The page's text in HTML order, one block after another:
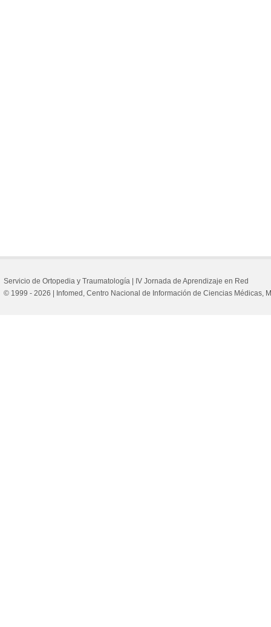
Servicio de Ortopedia y Traumatología |
IV Jornada de Aprendizaje en Red
© 1999 - 2026 | Infomed, Centro Nacional de Información de Ciencias Médicas,